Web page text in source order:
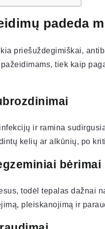
padeda
priešuždegimiškai,
tiek kaip
ir ramina
kelių ar alkūnių, po
bėrimai
todėl tepalas dažnai
pleiskanojimą ir